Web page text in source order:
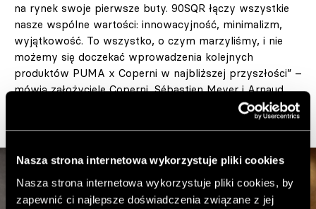
Nasza strona internetowa wykorzystuje pliki cookies
Nasza strona internetowa wykorzystuje pliki cookies, by
zapewnić ci najlepsze doświadczenia związane z jej
na rynek swoje pierwsze buty. 90SQR łączy wszystkie
nasze wspólne wartości: innowacyjność, minimalizm,
wyjątkowość. To wszystko, o czym marzyliśmy, i nie
możemy się doczekać wprowadzenia kolejnych
produktów PUMA x Coperni w najbliższej przyszłości” –
mówią założyciele Coperni, Sébastien Meyer i Arnaud